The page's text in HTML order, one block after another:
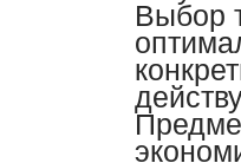
Выбор